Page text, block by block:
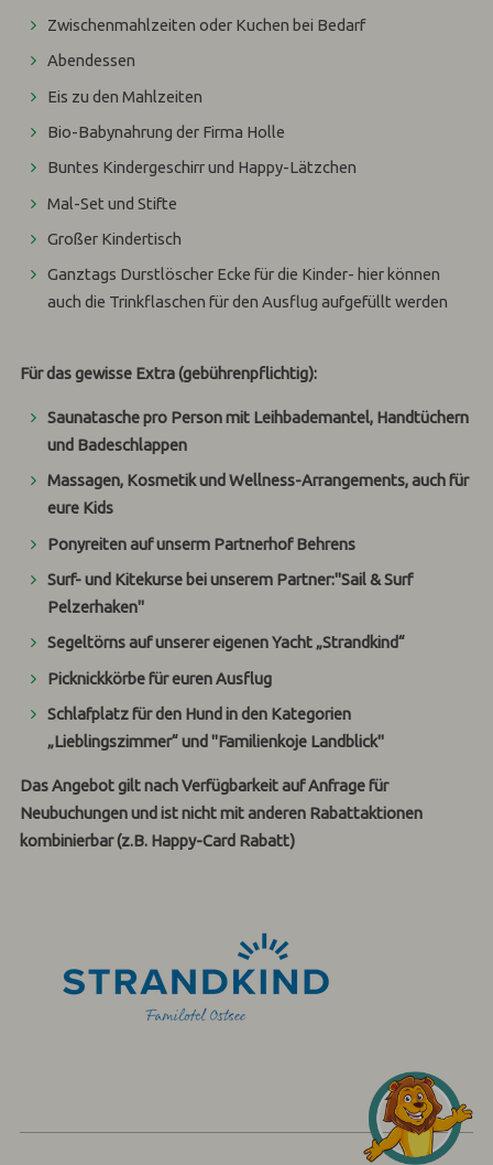
Zwischenmahlzeiten oder Kuchen bei Bedarf
Abendessen
Eis zu den Mahlzeiten
Bio-Babynahrung der Firma Holle
Buntes Kindergeschirr und Happy-Lätzchen
Mal-Set und Stifte
Großer Kindertisch
Ganztags Durstlöscher Ecke für die Kinder- hier können
auch die Trinkflaschen für den Ausflug aufgefüllt werden
Für das gewisse Extra (gebührenpflichtig):
Saunatasche pro Person mit Leihbademantel, Handtüchern
und Badeschlappen
Massagen, Kosmetik und Wellness-Arrangements, auch für
eure Kids
Ponyreiten auf unserm Partnerhof Behrens
Surf- und Kitekurse bei unserem Partner:"Sail & Surf
Pelzerhaken"
Segeltörns auf unserer eigenen Yacht „Strandkind“
Picknickkörbe für euren Ausflug
Schlafplatz für den Hund in den Kategorien
„Lieblingszimmer“ und "Familienkoje Landblick"
Das Angebot gilt nach Verfügbarkeit auf Anfrage für
Neubuchungen und ist nicht mit anderen Rabattaktionen
kombinierbar (z.B. Happy-Card Rabatt)